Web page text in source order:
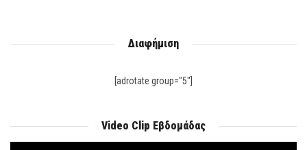
Διαφήμιση
[adrotate group="5"]
Video Clip Εβδομάδας